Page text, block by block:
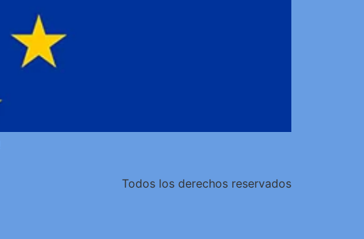
Todos los derechos reservados